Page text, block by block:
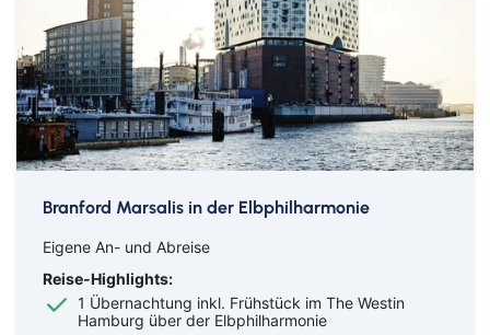
Branford Marsalis in der Elbphilharmonie
Eigene An- und Abreise
Reise-Highlights:
1 Übernachtung inkl. Frühstück im The Westin
Hamburg über der Elbphilharmonie